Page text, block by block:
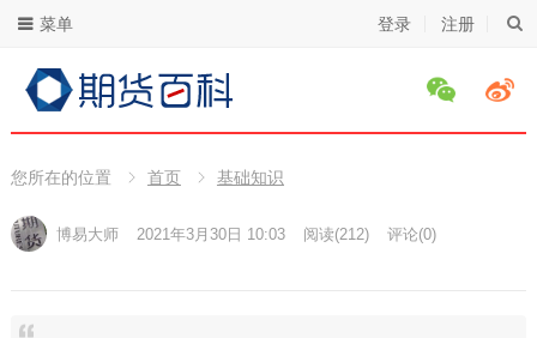
登录 注册
菜单
您所在的位置 首页 基础知识
博易大师 2021年3月30日 10:03 阅读(212) 评论(0)